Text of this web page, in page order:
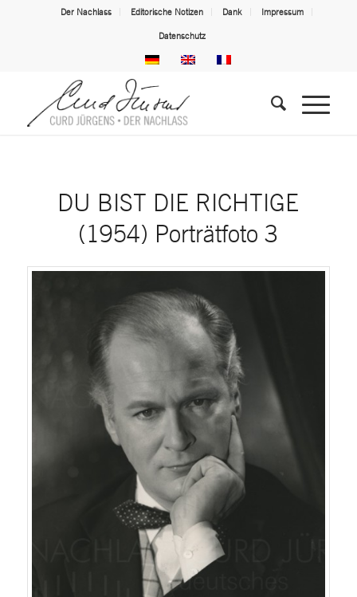
Der Nachlass Editorische Notizen Dank Impressum
Datenschutz
DU BIST DIE RICHTIGE
(1954) Porträtfoto 3